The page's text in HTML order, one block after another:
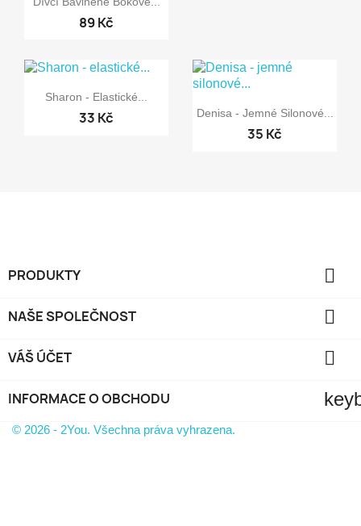
89 Kč
 Rychlý náhled
Sharon - Elastické...
33 Kč  Rychlý náhled
Denisa - Jemné Silonové...
35 Kč
PRODUKTY 
NAŠE SPOLEČNOST 
VÁŠ ÚČET 
INFORMACE O OBCHODU
© 2026 - 2You. Všechna práva vyhrazena.